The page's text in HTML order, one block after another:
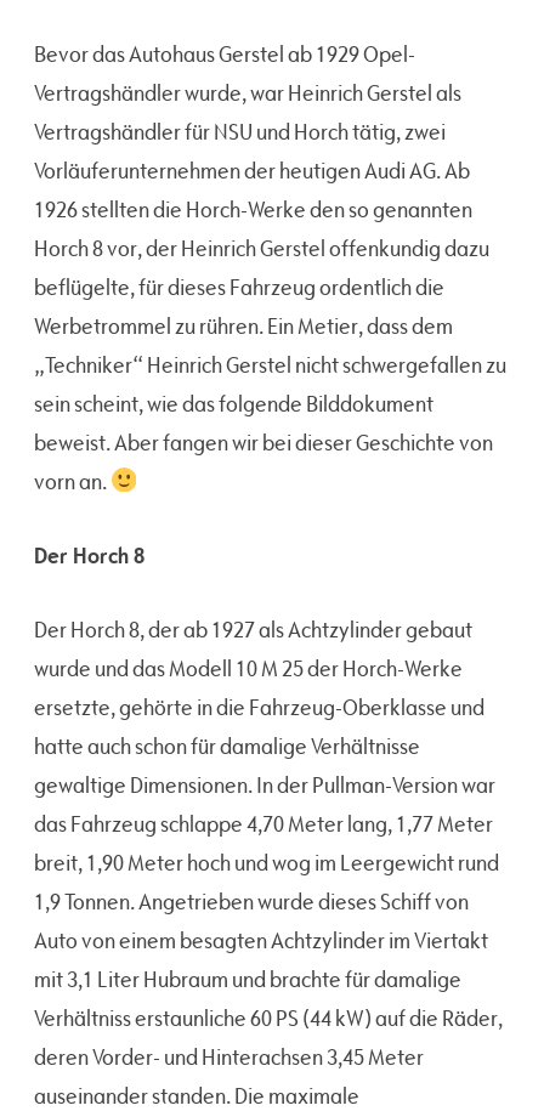
Bevor das Autohaus Gerstel ab 1929 Opel-
Vertragshändler wurde, war Heinrich Gerstel als
Vertragshändler für NSU und Horch tätig, zwei
Vorläuferunternehmen der heutigen Audi AG. Ab
1926 stellten die Horch-Werke den so genannten
Horch 8 vor, der Heinrich Gerstel offenkundig dazu
beflügelte, für dieses Fahrzeug ordentlich die
Werbetrommel zu rühren. Ein Metier, dass dem
„Techniker“ Heinrich Gerstel nicht schwergefallen zu
sein scheint, wie das folgende Bilddokument
beweist. Aber fangen wir bei dieser Geschichte von
vorn an.
Der Horch 8
Der Horch 8, der ab 1927 als Achtzylinder gebaut
wurde und das Modell 10 M 25 der Horch-Werke
ersetzte, gehörte in die Fahrzeug-Oberklasse und
hatte auch schon für damalige Verhältnisse
gewaltige Dimensionen. In der Pullman-Version war
das Fahrzeug schlappe 4,70 Meter lang, 1,77 Meter
breit, 1,90 Meter hoch und wog im Leergewicht rund
1,9 Tonnen. Angetrieben wurde dieses Schiff von
Auto von einem besagten Achtzylinder im Viertakt
mit 3,1 Liter Hubraum und brachte für damalige
Verhältniss erstaunliche 60 PS (44 kW) auf die Räder,
deren Vorder- und Hinterachsen 3,45 Meter
auseinander standen. Die maximale